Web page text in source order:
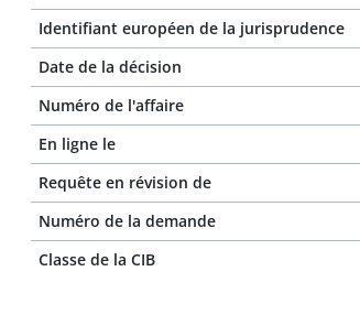
Identifiant européen de la jurisprudence
Date de la décision
Numéro de l'affaire
En ligne le
Requête en révision de
Numéro de la demande
Classe de la CIB